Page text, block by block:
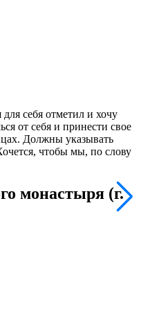
себя отметил и хочу
от себя и принести свое
Должны указывать
чтобы мы, по слову
монастыря (г.